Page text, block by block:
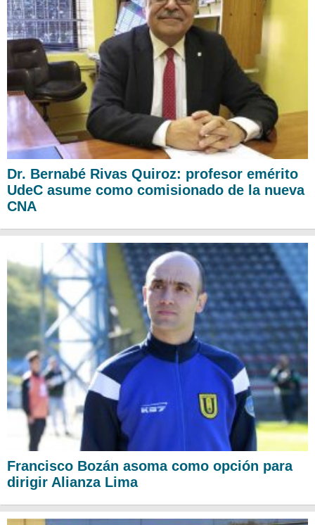
Dr. Bernabé Rivas Quiroz: profesor emérito
UdeC asume como comisionado de la nueva
CNA
Francisco Bozán asoma como opción para
dirigir Alianza Lima